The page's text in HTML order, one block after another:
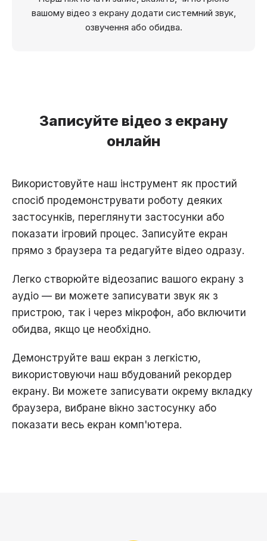
вашому відео з екрану додати системний звук,
озвучення або обидва.
Записуйте відео з екрану
онлайн
Використовуйте наш інструмент як простий
спосіб продемонструвати роботу деяких
застосунків, переглянути застосунки або
показати ігровий процес. Записуйте екран
прямо з браузера та редагуйте відео одразу.
Легко створюйте відеозапис вашого екрану з
аудіо — ви можете записувати звук як з
пристрою, так і через мікрофон, або включити
обидва, якщо це необхідно.
Демонструйте ваш екран з легкістю,
використовуючи наш вбудований рекордер
екрану. Ви можете записувати окрему вкладку
браузера, вибране вікно застосунку або
показати весь екран комп'ютера.